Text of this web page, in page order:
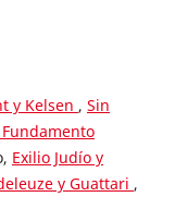
y Kelsen , Sin
Exilio Judío y
y Guattari ,